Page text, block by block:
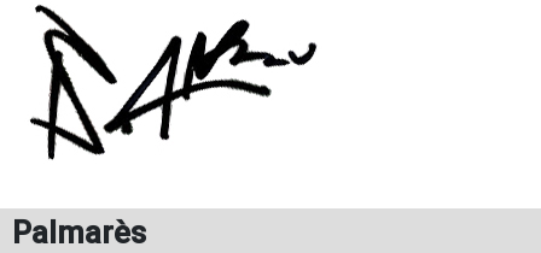
Palmarès